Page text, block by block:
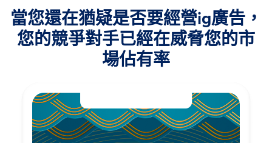
當您還在猶疑是否要經營ig廣告，
您的競爭對手已經在威脅您的市
場佔有率